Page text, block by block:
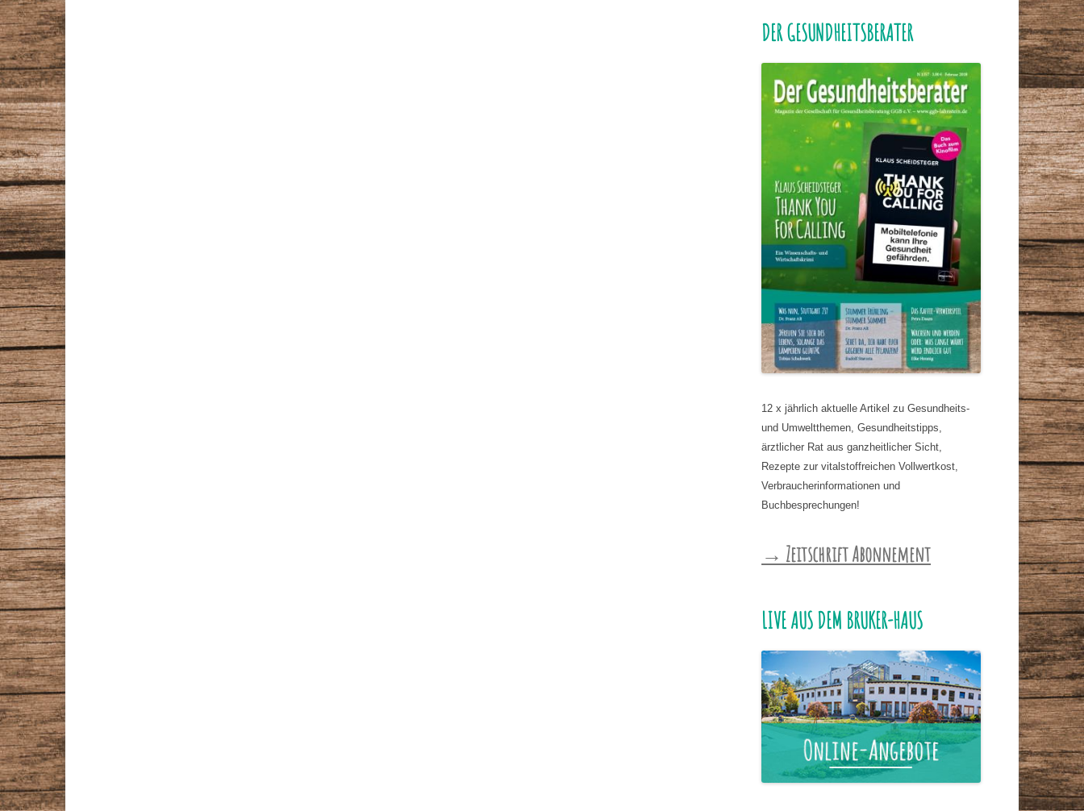
DER GESUNDHEITSBERATER
12 x jährlich aktuelle Artikel zu Gesundheits-
und Umweltthemen, Gesundheitstipps,
ärztlicher Rat aus ganzheitlicher Sicht,
Rezepte zur vitalstoffreichen Vollwertkost,
Verbraucherinformationen und
Buchbesprechungen!
→ Zeitschrift Abonnement
LIVE AUS DEM BRUKER-HAUS